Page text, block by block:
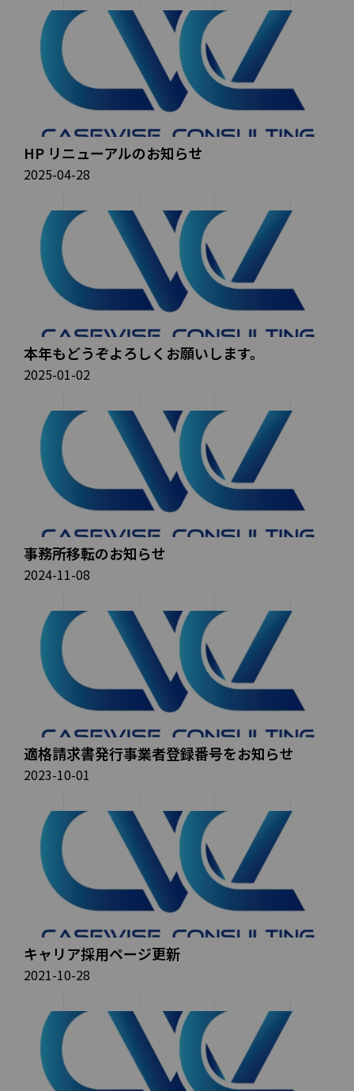
HP リニューアルのお知らせ
2025-04-28
本年もどうぞよろしくお願いします。
2025-01-02
事務所移転のお知らせ
2024-11-08
適格請求書発行事業者登録番号をお知らせ
2023-10-01
キャリア採用ページ更新
2021-10-28